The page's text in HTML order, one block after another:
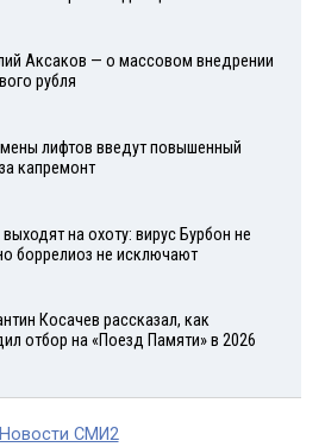
Аксаков — о массовом внедрении
рубля
лифтов введут повышенный
капремонт
на охоту: вирус Бурбон не
боррелиоз не исключают
Косачев рассказал, как
отбор на «Поезд Памяти» в 2026
Новости СМИ2